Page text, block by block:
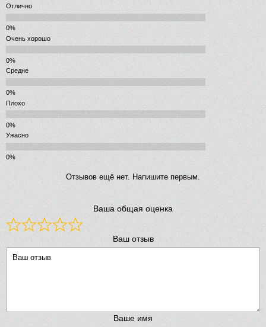
Отлично
Очень хорошо
Средне
Плохо
Ужасно
Отзывов ещё нет. Напишите первым.
Ваша общая оценка
Ваш отзыв
Ваше имя